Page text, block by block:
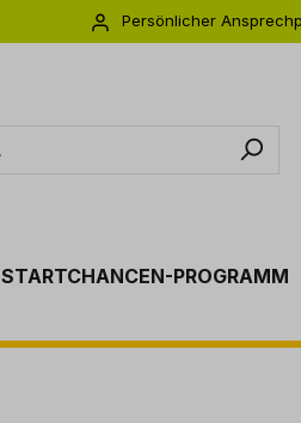
Persönlicher
STARTCHANCEN-PROGRAMM